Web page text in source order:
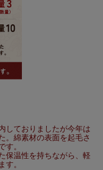
しておりましたが今年は
。綿素材の表面を起毛さ
す。
保温性を持ちながら、軽
す。